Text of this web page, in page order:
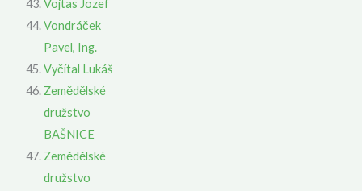
Vojtas Jozef
Vondráček
Pavel, Ing.
Vyčítal Lukáš
Zemědělské
družstvo
BAŠNICE
Zemědělské
družstvo